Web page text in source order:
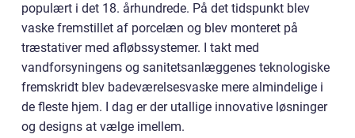
populært i det 18. århundrede. På det tidspunkt blev
vaske fremstillet af porcelæn og blev monteret på
træstativer med afløbssystemer. I takt med
vandforsyningens og sanitetsanlæggenes teknologiske
fremskridt blev badeværelsesvaske mere almindelige i
de fleste hjem. I dag er der utallige innovative løsninger
og designs at vælge imellem.